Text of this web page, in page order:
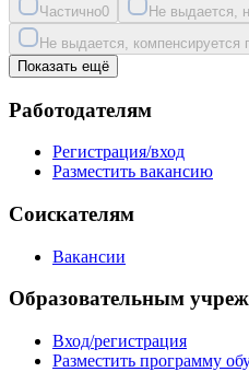
Частично0 Не выдается,
Не выдается, компенсируется
Показать ещё
Работодателям
Регистрация/вход
Разместить вакансию
Соискателям
Вакансии
Образовательным
Вход/регистрация
Разместить программу